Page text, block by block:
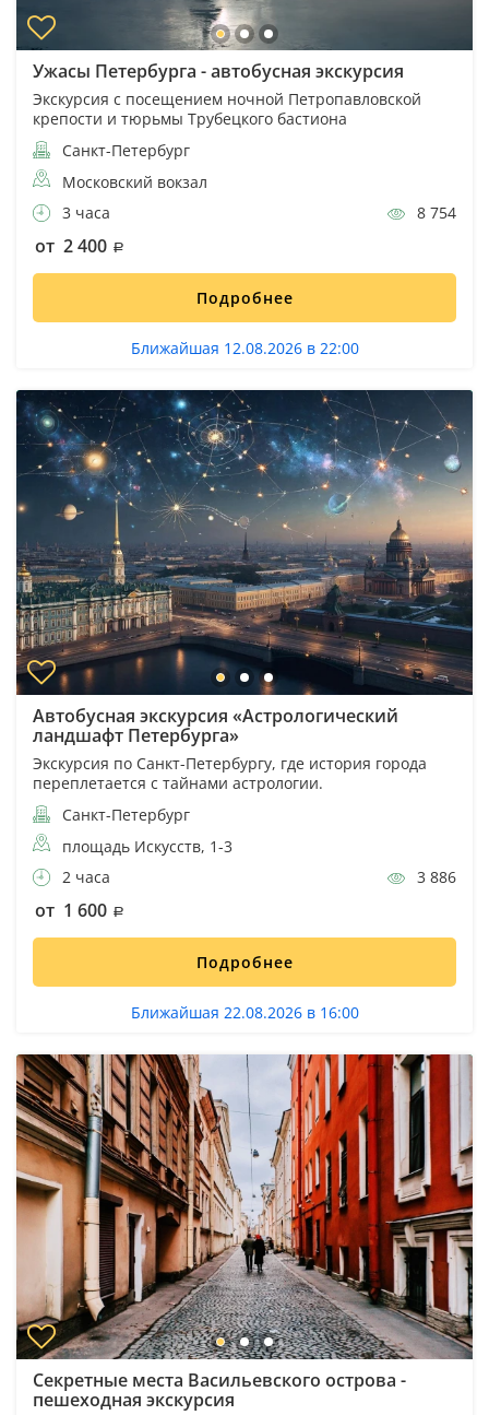
Ужасы Петербурга - автобусная экскурсия
Экскурсия с посещением ночной Петропавловской
крепости и тюрьмы Трубецкого бастиона
Санкт-Петербург
Московский вокзал
3 часа
8 754
от 2 400
Подробнее
Ближайшая 12.08.2026 в 22:00
Автобусная экскурсия «Астрологический
ландшафт Петербурга»
Экскурсия по Санкт-Петербургу, где история города
переплетается с тайнами астрологии.
Санкт-Петербург
площадь Искусств, 1-3
2 часа
3 886
от 1 600
Подробнее
Ближайшая 22.08.2026 в 16:00
Секретные места Васильевского острова -
пешеходная экскурсия